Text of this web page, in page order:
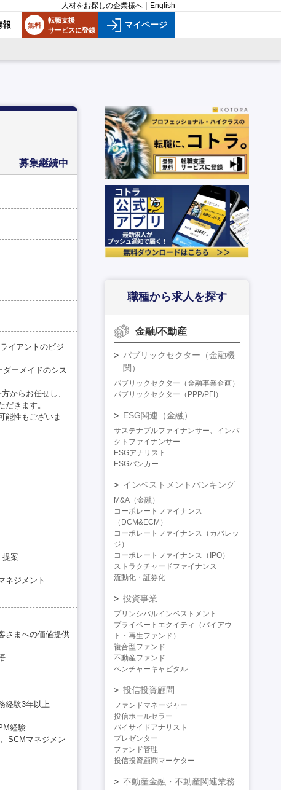
人材をお探しの企業様へ English
報 無料
転職支援
サービスに登録
マイページ
募集継続中
イアントのビジ
ーメイドのシス
からお任せし、
きます。
能性もございま
提案
ネジメント
さまへの価値提供
経験3年以上
経験
SCMマネジメン
職種から求人を探す
金融/不動産
パブリックセクター（金融機
関）
パブリックセクター（金融事業企画）
パブリックセクター（PPP/PFI）
ESG関連（金融）
サステナブルファイナンサー、インパ
クトファイナンサー
ESGアナリスト
ESGバンカー
インベストメントバンキング
M&A（金融）
コーポレートファイナンス
（DCM&ECM）
コーポレートファイナンス（カバレッ
ジ）
コーポレートファイナンス（IPO）
ストラクチャードファイナンス
流動化・証券化
投資事業
プリンシパルインベストメント
プライベートエクイティ（バイアウ
ト・再生ファンド）
複合型ファンド
不動産ファンド
ベンチャーキャピタル
投信投資顧問
ファンドマネージャー
投信ホールセラー
バイサイドアナリスト
プレゼンター
ファンド管理
投信投資顧問マーケター
不動産金融・不動産関連業務